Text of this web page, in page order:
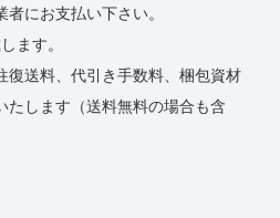
者にお支払い下さい。
ます。
復送料、​代引き手数料、​梱包資材
たします​（送料無料の​場合も​含